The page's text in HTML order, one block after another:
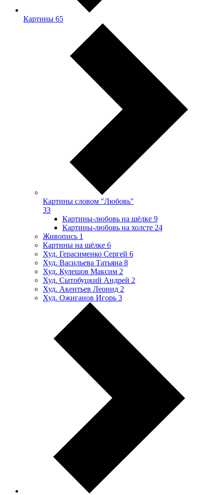
Картины 65
Картины словом "Любовь"
33
Картины-любовь на шёлке 9
Картины-любовь на холсте 24
Живопись 1
Картины на шёлке 6
Худ. Герасименко Сергей 6
Худ. Васильева Татьяна 8
Худ. Кулешов Максим 2
Худ. Сытобуцкий Андрей 2
Худ. Акентьев Леонид 2
Худ. Ожиганов Игорь 3